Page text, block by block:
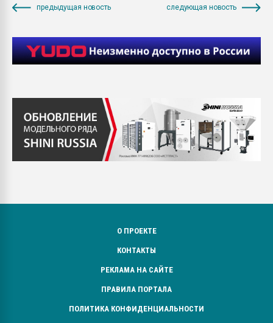
предыдущая новость следующая новость
О ПРОЕКТЕ
КОНТАКТЫ
РЕКЛАМА НА САЙТЕ
ПРАВИЛА ПОРТАЛА
ПОЛИТИКА КОНФИДЕНЦИАЛЬНОСТИ